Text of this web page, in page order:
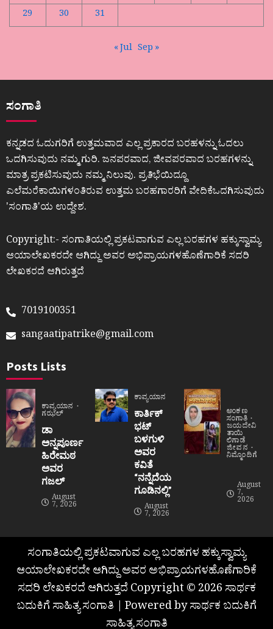
29
30 31
« Jul Sep »
ಸಂಗಾತಿ
ಕನ್ನಡದ ಓದುಗರಿಗೆ ಉತ್ತಮವಾದ ಎಲ್ಲ ಪ್ರಕಾರದ ಬರಹಳನ್ನು ಓದಲು
ಒದಗಿಸುವುದು ನಮ್ಮ ಗುರಿ. ಜನಪರವಾದ, ಜೀವಪರವಾದ ಬರಹಗಳನ್ನು
ಮಾತ್ರ ಪ್ರಕಟಿಸುವುದು ನಮ್ಮ ನಿಲುವು. ಪ್ರತಿಭೆಯಿದ್ದೂ
ಎಲೆಮರೆಕಾಯಿಗಳಂತಿರುವ ಉತ್ತಮ ಬರಹಗಾರರಿಗೆ ವೇದಿಕೆಒದಗಿಸುವುದು
ʼಸಂಗಾತಿʼಯ ಉದ್ದೇಶ.
Copyright:- ಸಂಗಾತಿಯಲ್ಲಿ ಪ್ರಕಟವಾಗುವ ಎಲ್ಲ ಬರಹಗಳ ಹಕ್ಕುಸ್ವಾಮ್ಯ
ಆಯಾಲೇಖಕರದೇ ಆಗಿದ್ದು ಅವರ ಅಭಿಪ್ರಾಯಗಳಹೊಣೆಗಾರಿಕೆ ಸದರಿ
ಲೇಖಕರದೆ ಆಗಿರುತ್ತದೆ
7019100351
sangaatipatrike@gmail.com
Posts Lists
ಕಾವ್ಯಯಾನ
ಗಝಲ್
ಡಾ
ಅನ್ನಪೂರ್ಣ
ಹಿರೇಮಠ
ಅವರ
ಗಜಲ್
August
7, 2026
ಕಾವ್ಯಯಾನ
ಕಾರ್ತಿಕ್
ಭಟ್
ಬಳಗುಳಿ
ಅವರ
ಕವಿತೆ
“ನನ್ನೆದೆಯ
ಗೂಡಿನಲ್ಲಿ”
August
7, 2026
ಅಂಕಣ
ಸಂಗಾತಿ
ಜಯದೇವಿ
ತಾಯಿ
ಲಿಗಾಡೆ
ಜೀವನ
ನಿಮ್ಮೊಂದಿಗೆ
August
7,
2026
ಸಂಗಾತಿಯಲ್ಲಿ ಪ್ರಕಟವಾಗುವ ಎಲ್ಲ ಬರಹಗಳ ಹಕ್ಕುಸ್ವಾಮ್ಯ
ಆಯಾಲೇಖಕರದೇ ಆಗಿದ್ದು ಅವರ ಅಭಿಪ್ರಾಯಗಳಹೊಣೆಗಾರಿಕೆ
ಸದರಿ ಲೇಖಕರದೆ ಆಗಿರುತ್ತದೆ Copyright © 2026 ಸಾರ್ಥಕ
ಬದುಕಿಗೆ ಸಾಹಿತ್ಯ ಸಂಗಾತಿ | Powered by ಸಾರ್ಥಕ ಬದುಕಿಗೆ